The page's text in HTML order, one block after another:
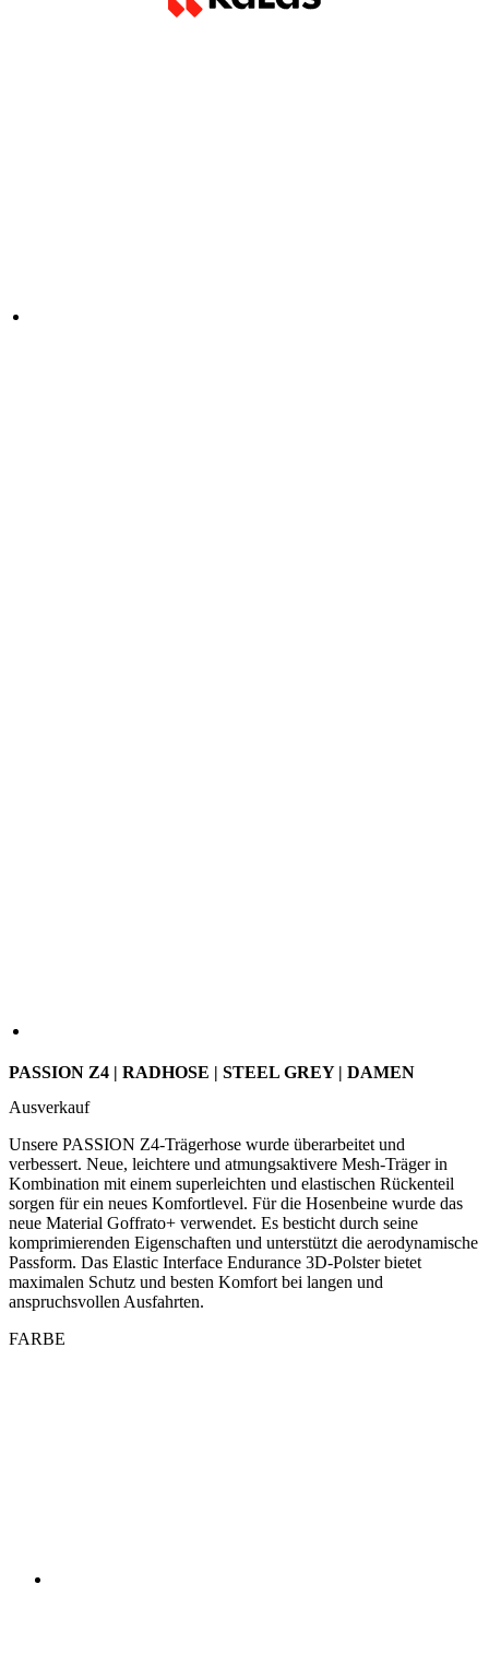
PASSION Z4 | RADHOSE | STEEL GREY | DAMEN
Ausverkauf
Unsere PASSION Z4-Trägerhose wurde überarbeitet und
verbessert. Neue, leichtere und atmungsaktivere Mesh-Träger in
Kombination mit einem superleichten und elastischen Rückenteil
sorgen für ein neues Komfortlevel. Für die Hosenbeine wurde das
neue Material Goffrato+ verwendet. Es besticht durch seine
komprimierenden Eigenschaften und unterstützt die aerodynamische
Passform. Das Elastic Interface Endurance 3D-Polster bietet
maximalen Schutz und besten Komfort bei langen und
anspruchsvollen Ausfahrten.
FARBE